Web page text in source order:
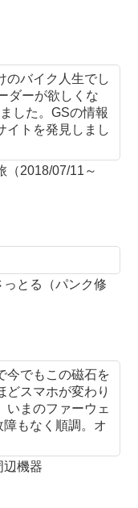
のバイク人生でし
ダーが欲しくな
した。GSの情報
イトを発見しまし
2018/07/11～
っとる（パンク修
今でもこの磁石を
どスマホが変わり
いまのファーウェ
もなく順調。オ
辺機器